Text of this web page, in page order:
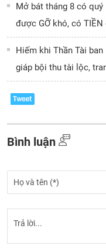
Mở bát tháng 8 có
được GỠ khó, có TIỀN
Hiếm khi Thần Tài
giáp bội thu tài lộc,
Bình luận